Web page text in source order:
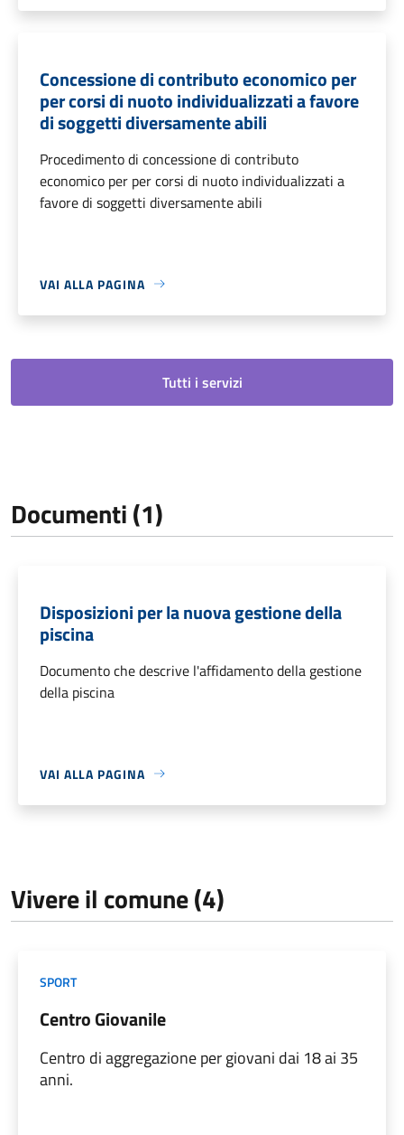
Concessione di contributo economico per
per corsi di nuoto individualizzati a favore
di soggetti diversamente abili
Procedimento di concessione di contributo
economico per per corsi di nuoto individualizzati a
favore di soggetti diversamente abili
VAI ALLA PAGINA
Tutti i servizi
Documenti (1)
Disposizioni per la nuova gestione della
piscina
Documento che descrive l'affidamento della gestione
della piscina
VAI ALLA PAGINA
Vivere il comune (4)
SPORT
Centro Giovanile
Centro di aggregazione per giovani dai 18 ai 35
anni.